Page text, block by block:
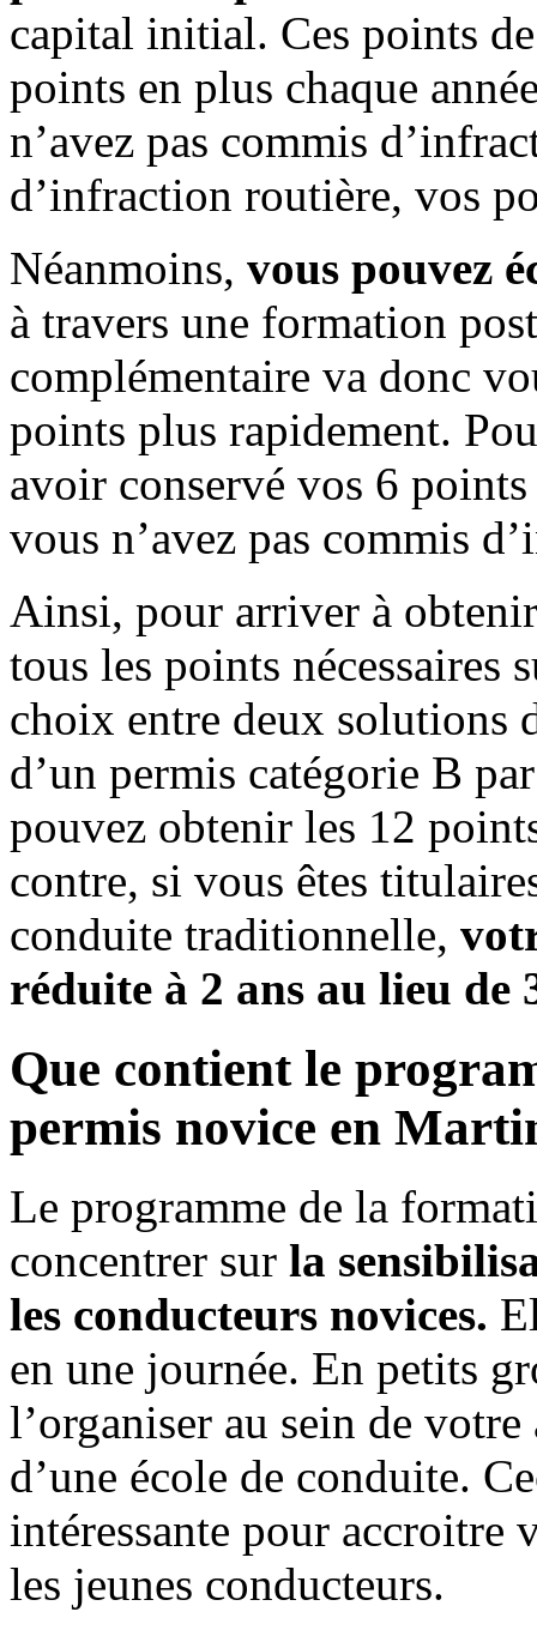
capital initial. Ces points
points en plus chaque
n’avez pas commis
d’infraction routière, vos
Néanmoins, vous pouvez
à travers une formation
complémentaire va donc
points plus rapidement.
avoir conservé vos 6
vous n’avez pas commis
Ainsi, pour arriver à
tous les points nécessaires
choix entre deux solutions
d’un permis catégorie B
pouvez obtenir les 12
contre, si vous êtes
conduite traditionnelle,
réduite à 2 ans au lieu de
Que contient le
permis novice en
Le programme de la
concentrer sur la
les conducteurs novices.
en une journée. En petits
l’organiser au sein de
d’une école de conduite.
intéressante pour accroitre
les jeunes conducteurs.